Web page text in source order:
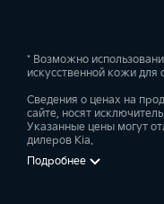
* Возможно
искусственной кожи для
Сведения о ценах на
сайте, носят
Указанные цены могут
дилеров Kia.
Подробнее